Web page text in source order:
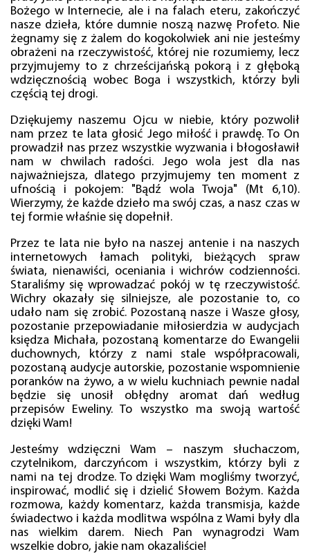
Bożego w Internecie, ale i na falach eteru, zakończyć
nasze dzieła, które dumnie noszą nazwę Profeto. Nie
żegnamy się z żalem do kogokolwiek ani nie jesteśmy
obrażeni na rzeczywistość, której nie rozumiemy, lecz
przyjmujemy to z chrześcijańską pokorą i z głęboką
wdzięcznością wobec Boga i wszystkich, którzy byli
częścią tej drogi.
Dziękujemy naszemu Ojcu w niebie, który pozwolił
nam przez te lata głosić Jego miłość i prawdę. To On
prowadził nas przez wszystkie wyzwania i błogosławił
nam w chwilach radości. Jego wola jest dla nas
najważniejsza, dlatego przyjmujemy ten moment z
ufnością i pokojem: "Bądź wola Twoja" (Mt 6,10).
Wierzymy, że każde dzieło ma swój czas, a nasz czas w
tej formie właśnie się dopełnił.
Przez te lata nie było na naszej antenie i na naszych
internetowych łamach polityki, bieżących spraw
świata, nienawiści, oceniania i wichrów codzienności.
Staraliśmy się wprowadzać pokój w tę rzeczywistość.
Wichry okazały się silniejsze, ale pozostanie to, co
udało nam się zrobić. Pozostaną nasze i Wasze głosy,
pozostanie przepowiadanie miłosierdzia w audycjach
księdza Michała, pozostaną komentarze do Ewangelii
duchownych, którzy z nami stale współpracowali,
pozostaną audycje autorskie, pozostanie wspomnienie
poranków na żywo, a w wielu kuchniach pewnie nadal
będzie się unosił obłędny aromat dań według
przepisów Eweliny. To wszystko ma swoją wartość
dzięki Wam!
Jesteśmy wdzięczni Wam – naszym słuchaczom,
czytelnikom, darczyńcom i wszystkim, którzy byli z
nami na tej drodze. To dzięki Wam mogliśmy tworzyć,
inspirować, modlić się i dzielić Słowem Bożym. Każda
rozmowa, każdy komentarz, każda transmisja, każde
świadectwo i każda modlitwa wspólna z Wami były dla
nas wielkim darem. Niech Pan wynagrodzi Wam
wszelkie dobro, jakie nam okazaliście!